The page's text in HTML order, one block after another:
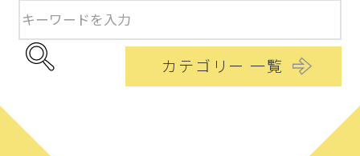
カテゴリー 一覧